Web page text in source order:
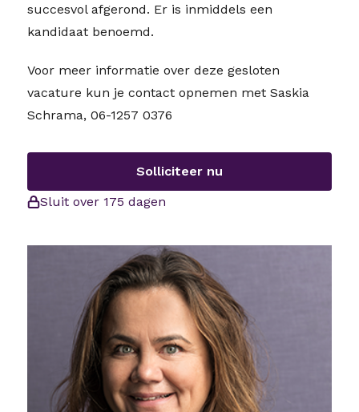
succesvol afgerond. Er is inmiddels een
kandidaat benoemd.
Voor meer informatie over deze gesloten
vacature kun je contact opnemen met Saskia
Schrama, 06-1257 0376
Solliciteer nu
Sluit over 175 dagen